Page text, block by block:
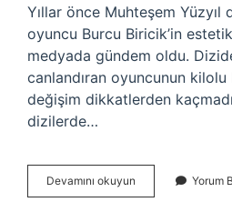
Yıllar önce Muhteşem
oyuncu Burcu Biricik’in
medyada gündem oldu.
canlandıran oyuncunun
değişim dikkatlerden
dizilerde…
Devamını okuyun
Biricik
Yorum